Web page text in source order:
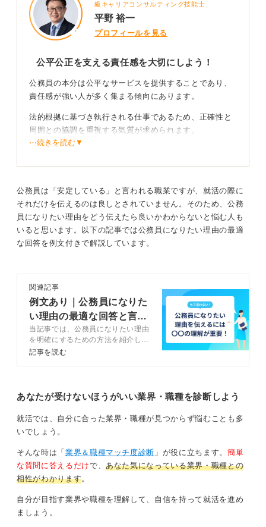
級キャリアコンサルティング技能士
平野 裕一
プロフィールを見る
公平公正を支える責任感を大切にしよう！
公務員の本分は公平なサービスを提供することであり、
責任感が強い人が多く集まる傾向にあります。
法的根拠に基づき執行される仕事であるため、正確性と
周囲との協調を重視する気質が求められます。
合意形成を重んじる組織文化を理解しよう
窓口業務では丁寧さが、企画部門では論理的な思考がそ
れぞれの強みになっていきます。
向いているかどうかは性格よりも、公共の利益を優先で
きるかという価値観で決まります。
自分が何を大切にして働きたいかを基準に、組織との相
性を判断することが重要です。
⋯続きを読む▼
公務員は「安定している」と言われる職業ですが、就活の際に
それだけを伝えるのは良しとされていません。そのため、公務
員になりたい理由をどう伝えたら良いかわからないと悩む人も
いると思います。以下の記事では公務員になりたい理由の最適
な回答を例文付きで解説しています。
関連記事
例文あり｜公務員になりた
い理由の最適な回答と言語
化のコツを解説
当記事では、公務員になりたい理由
を明確にするための方法を紹介して
います。キャリアコンサルタントが
考にしましょう。
記事を読む
あなたが受けないほうがいい業界・職種を診断しよう
就活では、自分に合った業界・職種が見つからず悩むことも多
いでしょう。
そんな時は「 業界＆職種マッチ度診断 」が役に立ちます。 簡単
な質問に答えるだけで、あなた気になっている業界・職種との
相性がわかります。
自分が目指す業界や職種を理解して、自信を持って就活を進め
ましょう。